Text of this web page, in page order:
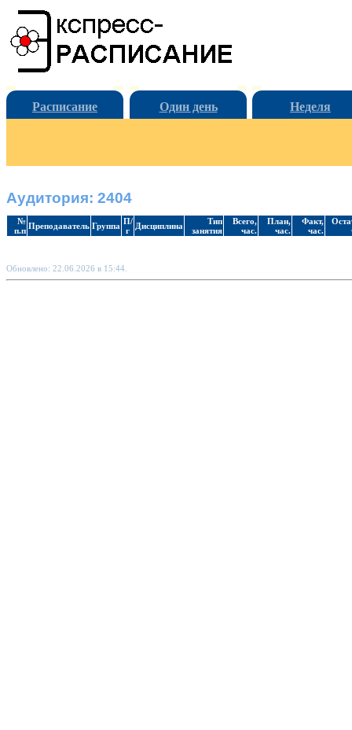
Расписание Один день Неделя
Аудитория: 2404
№
п.п Преподаватель Группа П/
г
Дисциплина
Тип
занятия
Всего,
час.
План,
час.
Факт,
час.
Обновлено: 22.06.2026 в 15:44.